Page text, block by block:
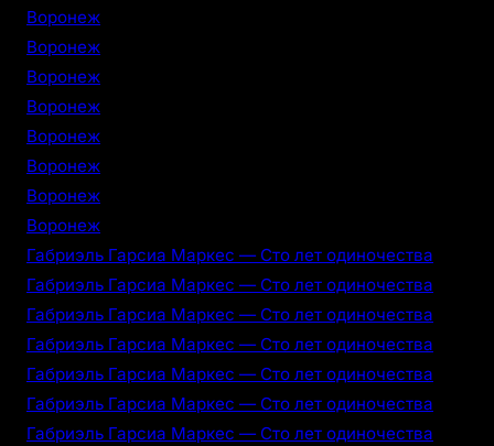
Воронеж
Воронеж
Воронеж
Воронеж
Воронеж
Воронеж
Воронеж
Воронеж
Габриэль Гарсиа Маркес — Сто лет одиночества
Габриэль Гарсиа Маркес — Сто лет одиночества
Габриэль Гарсиа Маркес — Сто лет одиночества
Габриэль Гарсиа Маркес — Сто лет одиночества
Габриэль Гарсиа Маркес — Сто лет одиночества
Габриэль Гарсиа Маркес — Сто лет одиночества
Габриэль Гарсиа Маркес — Сто лет одиночества